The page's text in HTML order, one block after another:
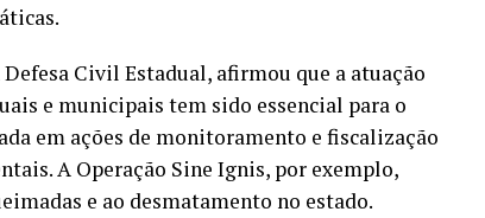
Civil Estadual, afirmou que a atuação
e municipais tem sido essencial para o
em ações de monitoramento e fiscalização
A Operação Sine Ignis, por exemplo,
e ao desmatamento no estado.